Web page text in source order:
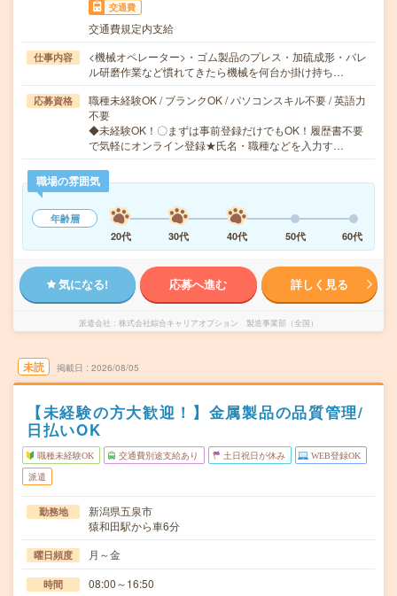
交通費
交通費規定内支給
仕事内容
<機械オペレーター>・ゴム製品のプレス・加硫成形・バレ
ル研磨作業など慣れてきたら機械を何台か掛け持ち…
応募資格
職種未経験OK / ブランクOK / パソコンスキル不要 / 英語力
不要
◆未経験OK！〇まずは事前登録だけでもOK！履歴書不要
で気軽にオンライン登録★氏名・職種などを入力す…
職場の雰囲気
年齢層
20代
30代 40代 50代 60代
気になる! 応募へ進む 詳しく見る
派遣会社 株式会社綜合キャリアオプション 製造事業部（全国）
未読 掲載日 2026/08/05
【未経験の方大歓迎！】金属製品の品質管理/
日払いOK
職種未経験OK 交通費別途支給あり 土日祝日が休み WEB登録OK
派遣
勤務地
新潟県五泉市
猿和田駅から車6分
曜日頻度 月～金
時間 08:00～16:50